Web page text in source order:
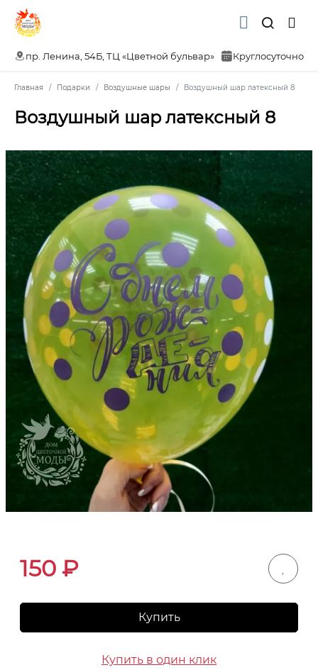
пр. Ленина, 54Б, ТЦ «Цветной бульвар» Круглосуточно
Главная Подарки Воздушные шары Воздушный шар латексный 8
Воздушный шар латексный 8
150 ₽
Купить
Купить в один клик